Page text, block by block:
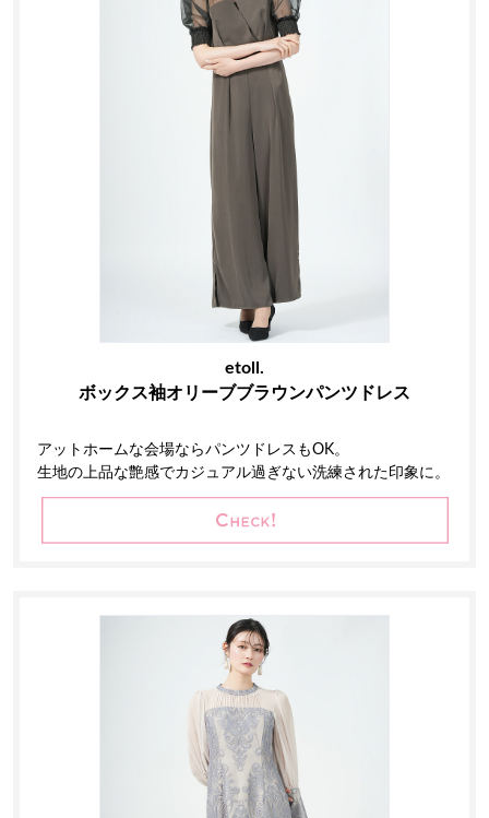
etoll.
ボックス袖オリーブブラウンパンツドレス
アットホームな会場ならパンツドレスもOK。
生地の上品な艶感でカジュアル過ぎない洗練された印象に。